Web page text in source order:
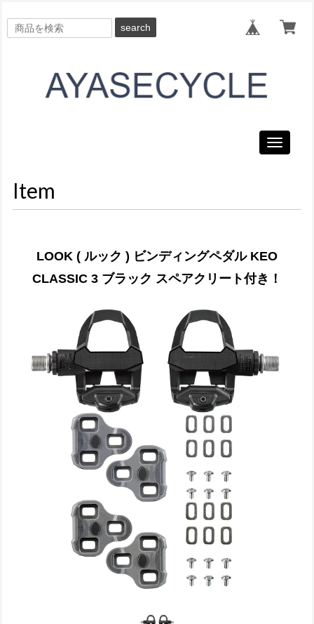
search
Toggle
Item
LOOK ( ルック ) ビンディングペダル KEO
CLASSIC 3 ブラック スペアクリート付き！